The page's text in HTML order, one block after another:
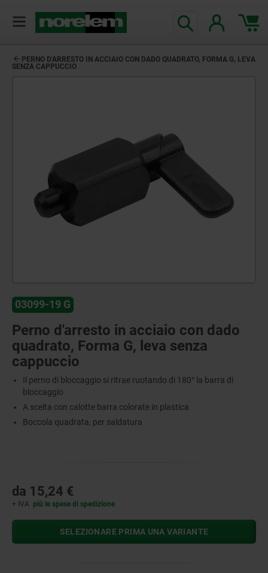
PERNO D'ARRESTO IN ACCIAIO CON DADO QUADRATO, FORMA G, LEVA
SENZA CAPPUCCIO
03099-19 G
Perno d'arresto in acciaio con dado
quadrato, Forma G, leva senza
cappuccio
Il perno di bloccaggio si ritrae ruotando di 180° la barra di
bloccaggio
A scelta con calotte barra colorate in plastica
Boccola quadrata, per saldatura
da 15,24 €
+ IVA più le spese di spedizione
SELEZIONARE PRIMA UNA VARIANTE